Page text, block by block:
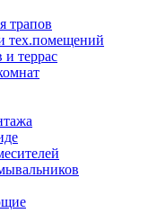
трапов
тех.помещений
и террас